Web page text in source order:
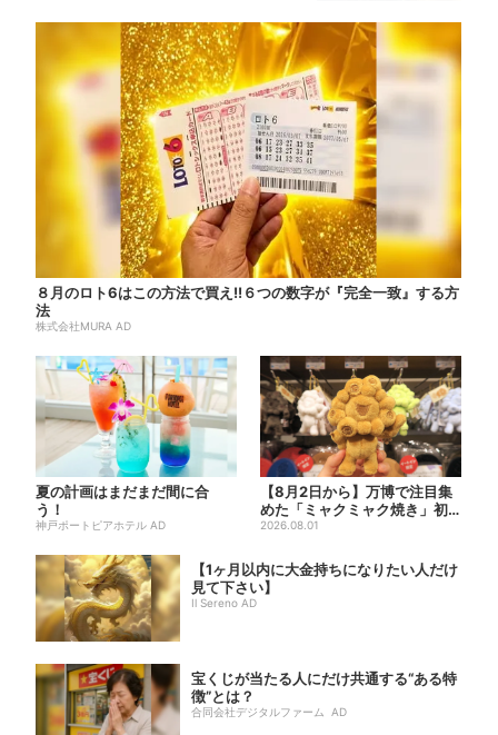
８月のロト6はこの方法で買え!!６つの数字が『完全一致』する方
法
株式会社MURA AD
夏の計画はまだまだ間に合
う！
神戸ポートピアホテル AD
【8月2日から】万博で注目集
めた「ミャクミャク焼き」初
グッズ化！大阪・梅田だけの...
2026.08.01
【1ヶ月以内に大金持ちになりたい人だけ
見て下さい】
Il Sereno AD
宝くじが当たる人にだけ共通する“ある特
徴”とは？
合同会社デジタルファーム AD